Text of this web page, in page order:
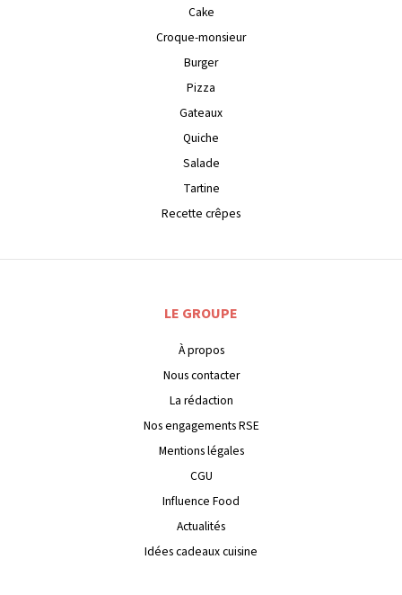
Cake
Croque-monsieur
Burger
Pizza
Gateaux
Quiche
Salade
Tartine
Recette crêpes
LE GROUPE
À propos
Nous contacter
La rédaction
Nos engagements RSE
Mentions légales
CGU
Influence Food
Actualités
Idées cadeaux cuisine